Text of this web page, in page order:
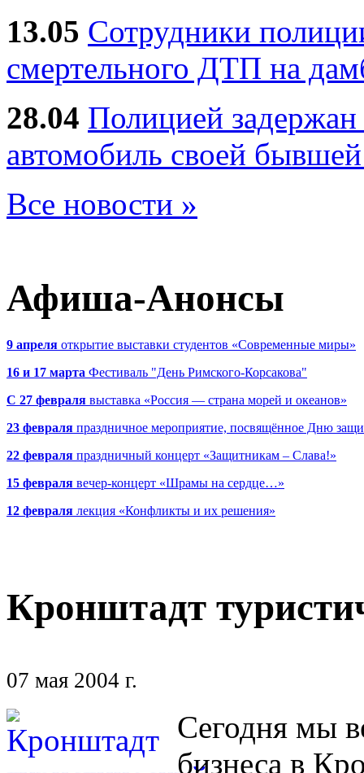
13.05 Сотрудники
смертельного ДТП на
28.04 Полицией
автомобиль своей
Все новости »
Афиша-Анонсы
9 апреля открытие выставки студентов «Современные миры»
16 и 17 марта Фестиваль "День Римского-Корсакова"
С 27 февраля выставка «Россия — страна морей и океанов»
23 февраля праздничное мероприятие, посвящённое Дню
22 февраля праздничный концерт «Защитникам – Слава!»
15 февраля вечер-концерт «Шрамы на сердце…»
12 февраля лекция «Конфликты и их решения»
Кронштадт
07 мая 2004 г.
Сегодня мы
бизнеса в